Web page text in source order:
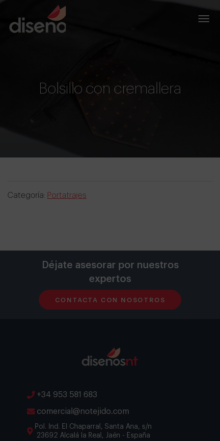
Bolsillo con cremallera
Categoría: Portatrajes
Déjate asesorar por nuestros
expertos
CONTACTA CON NOSOTROS
+34 953 581 683
comercial@notejido.com
Pol. Ind. El Chaparral, Santa Ana, s/n
23692 Alcalá la Real, Jaén - España